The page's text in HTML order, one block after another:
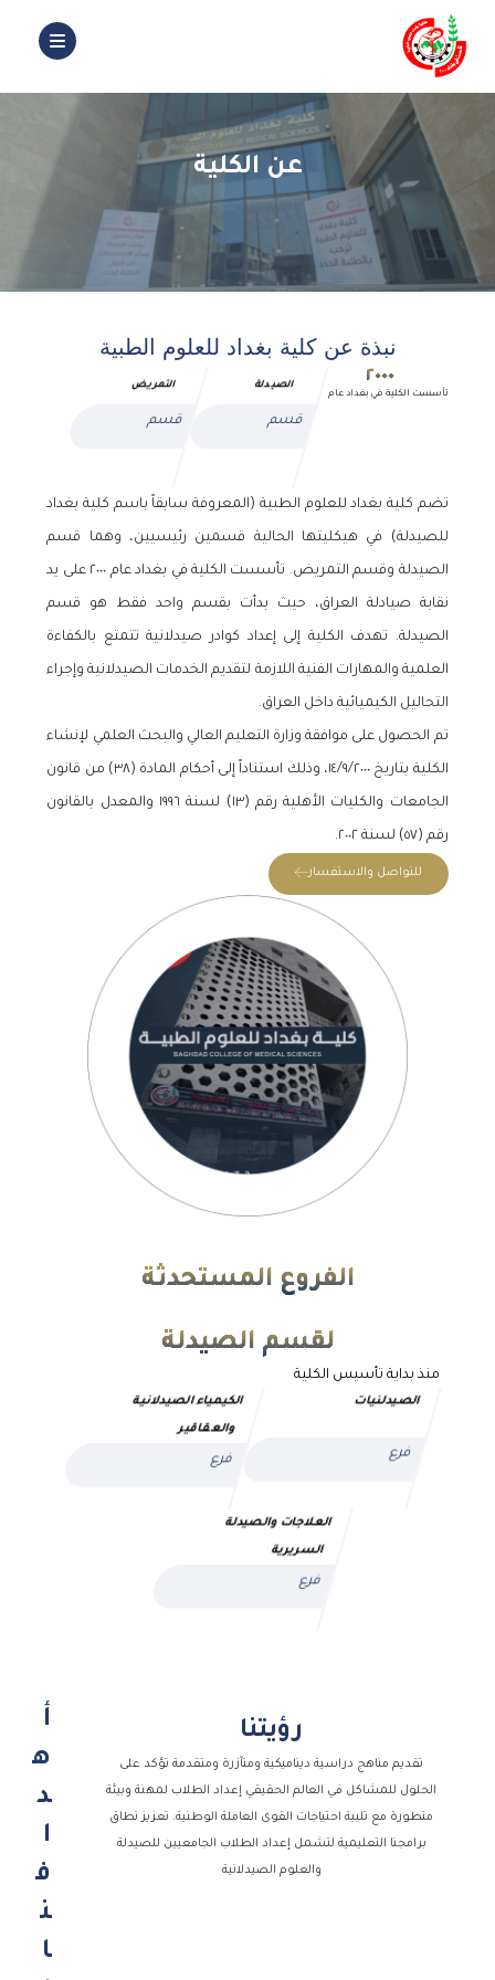
عن الكلية
نبذة عن كلية بغداد للعلوم الطبية
٢٠٠٠
تأسست الكلية في بغداد عام
الصيدلة
قسم
التمريض
قسم
تضم كلية بغداد للعلوم الطبية (المعروفة سابقاً باسم كلية بغداد
للصيدلة) في هيكليتها الحالية قسمين رئيسيين، وهما قسم
الصيدلة وقسم التمريض. تأسست الكلية في بغداد عام ٢٠٠٠ على يد
نقابة صيادلة العراق، حيث بدأت بقسم واحد فقط هو قسم
الصيدلة. تهدف الكلية إلى إعداد كوادر صيدلانية تتمتع بالكفاءة
العلمية والمهارات الفنية اللازمة لتقديم الخدمات الصيدلانية وإجراء
التحاليل الكيميائية داخل العراق.
تم الحصول على موافقة وزارة التعليم العالي والبحث العلمي لإنشاء
الكلية بتاريخ ١٤/٩/٢٠٠٠، وذلك استناداً إلى أحكام المادة (٣٨) من قانون
الجامعات والكليات الأهلية رقم (١٣) لسنة ١٩٩٦ والمعدل بالقانون
رقم (٥٧) لسنة ٢٠٠٢.
للتواصل والاستفسار
الفروع المستحدثة
لقسم الصيدلة
منذ بداية تأسيس الكلية
الصيدلنيات
فرع
الكيمياء الصيدلانية
والعقاقير
فرع
العلاجات والصيدلة
السريرية
فرع
رؤيتنا
تقديم مناهج دراسية ديناميكية ومتآزرة ومتقدمة تؤكد على
الحلول للمشاكل في العالم الحقيقي إعداد الطلاب لمهنة وبيئة
متطورة مع تلبية احتياجات القوى العاملة الوطنية. تعزيز نطاق
برامجنا التعليمية لتشمل إعداد الطلاب الجامعيين للصيدلة
والعلوم الصيدلانية
أ
ه
د
ا
ف
ن
ا